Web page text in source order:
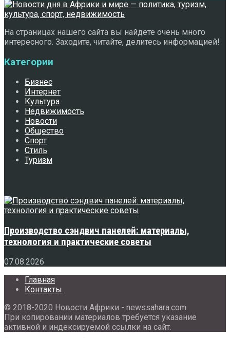
На страницах нашего сайта вы найдете очень много
интересного. Заходите, читайте, делитесь информацией!
Категории
Бизнес
Интернет
Культура
Недвижимость
Новости
Общество
Спорт
Стиль
Туризм
Производство сэндвич панелей: материалы,
технология и практические советы
07.08.2026
Главная
Контакты
© 2018-2020 Новости Африки - newssahara.com.
При копировании материалов требуется указание
активной и индексируемой ссылки на сайт.